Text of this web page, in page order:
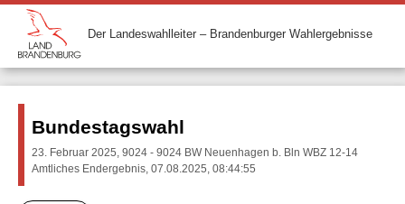
Der Landeswahlleiter – Brandenburger Wahlergebnisse
Bundestagswahl
23. Februar 2025, 9024 - 9024 BW Neuenhagen b. Bln WBZ 12-14
Amtliches Endergebnis, 07.08.2025, 08:44:55